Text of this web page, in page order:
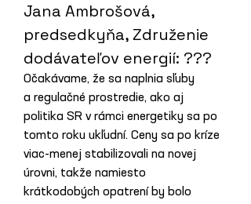
Jana Ambrošová,
predsedkyňa, Združenie
dodávateľov energií: ???
Očakávame, že sa naplnia sľuby
a regulačné prostredie, ako aj
politika SR v rámci energetiky sa po
tomto roku ukľudní. Ceny sa po kríze
viac-menej stabilizovali na novej
úrovni, takže namiesto
krátkodobých opatrení by bolo